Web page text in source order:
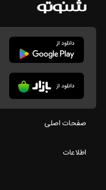
صفحات اصلی
اطلاعات